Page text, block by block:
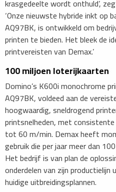
krasgedeelte wordt onthuld’,
‘Onze nieuwste hybride inkt op
AQ97BK, is ontwikkeld om
printen te bieden. Het bleek de
printvereisten van Demax.’
100 miljoen loterijkaarten
Domino’s K600i monochrome
AQ97BK, voldeed aan de
hoogwaardig, sneldrogend
printsnelheden, met
tot 60 m/min. Demax heeft
gebruik die per jaar meer dan
Het bedrijf is van plan de
onderdelen van zijn
huidige uitbreidingsplannen.